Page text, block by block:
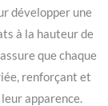
développer une
à la hauteur de
que chaque
renforçant et
apparence.